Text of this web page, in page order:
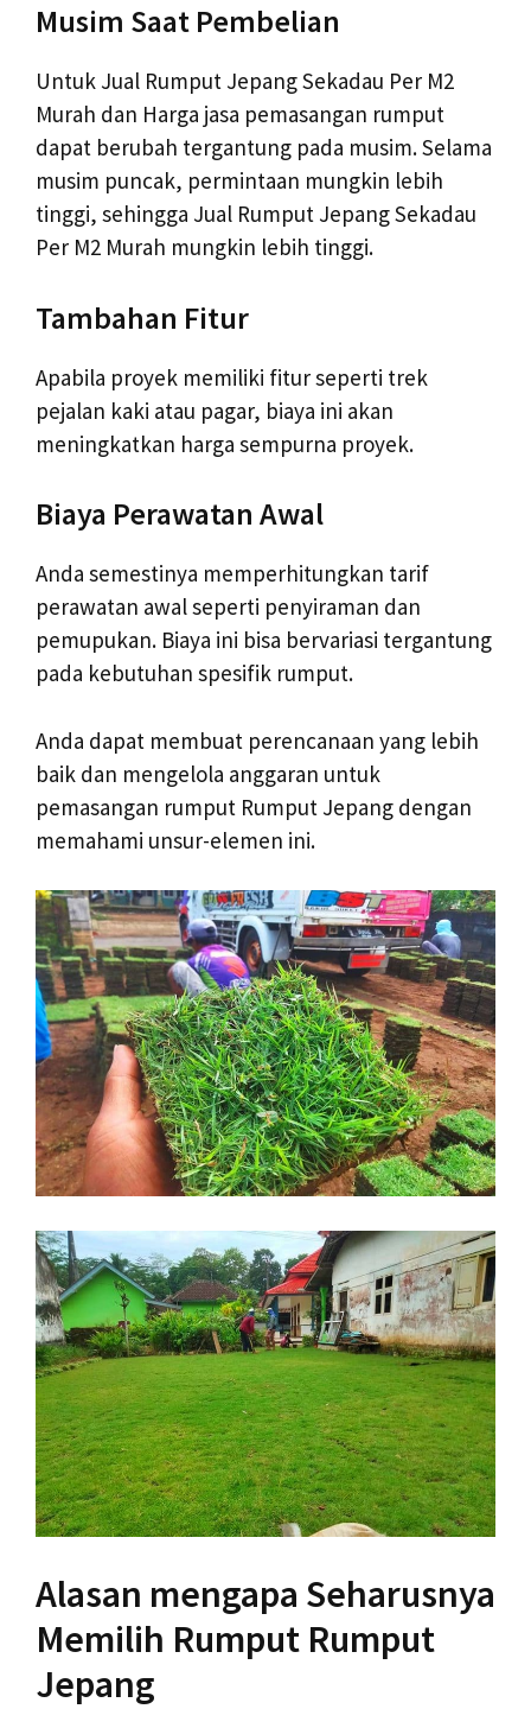
Musim Saat Pembelian
Untuk Jual Rumput Jepang Sekadau Per M2
Murah dan Harga jasa pemasangan rumput
dapat berubah tergantung pada musim. Selama
musim puncak, permintaan mungkin lebih
tinggi, sehingga Jual Rumput Jepang Sekadau
Per M2 Murah mungkin lebih tinggi.
Tambahan Fitur
Apabila proyek memiliki fitur seperti trek
pejalan kaki atau pagar, biaya ini akan
meningkatkan harga sempurna proyek.
Biaya Perawatan Awal
Anda semestinya memperhitungkan tarif
perawatan awal seperti penyiraman dan
pemupukan. Biaya ini bisa bervariasi tergantung
pada kebutuhan spesifik rumput.
Anda dapat membuat perencanaan yang lebih
baik dan mengelola anggaran untuk
pemasangan rumput Rumput Jepang dengan
memahami unsur-elemen ini.
Alasan mengapa Seharusnya
Memilih Rumput Rumput
Jepang